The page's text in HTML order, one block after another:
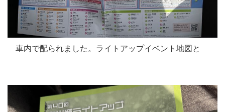
車内で配られました。ライトアップイベント地図と